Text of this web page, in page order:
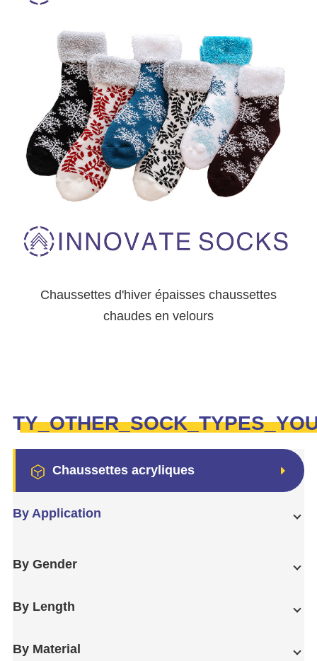
Chaussettes d'hiver épaisses chaussettes
chaudes en velours
Chaussettes acryliques
By Application
By Gender
By Length
By Material